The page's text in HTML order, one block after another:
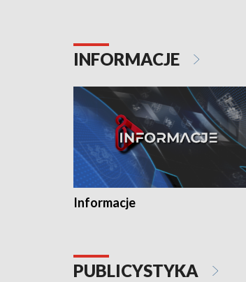
INFORMACJE
Informacje
PUBLICYSTYKA